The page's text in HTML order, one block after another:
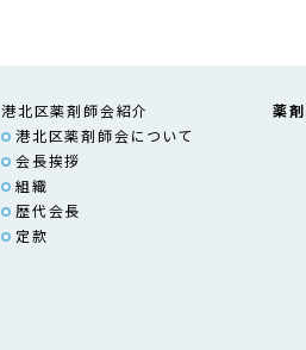
港北区薬剤師会紹介
港北区薬剤師会について
会長挨拶
組織
歴代会長
定款
薬